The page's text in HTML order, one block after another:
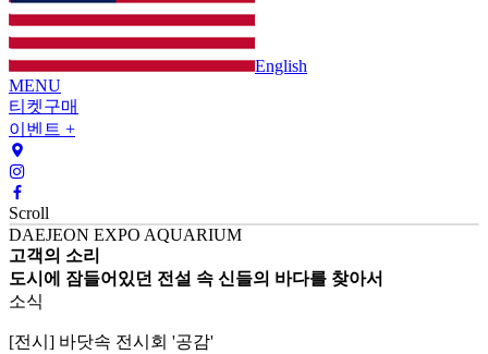
English
MENU
티켓구매
이벤트 +
Scroll
DAEJEON EXPO AQUARIUM
고객의 소리
도시에 잠들어있던 전설 속 신들의 바다를 찾아서
소식
[전시] 바닷속 전시회 '공감'